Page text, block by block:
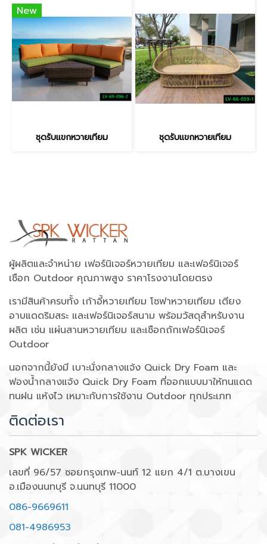
New
ชุดรับแขกหวายเทียม ชุดรับแขกหวายเทียม
ผู้ผลิตและจำหน่าย เฟอร์นิเจอร์หวายเทียม และเฟอร์นิเจอร์
เชือก Outdoor คุณภาพสูง ราคาโรงงานโดยตรง
เรามีสินค้าครบทั้ง เก้าอี้หวายเทียม โซฟาหวายเทียม เตียง
อาบแดดริมสระ และเฟอร์นิเจอร์สนาม พร้อมวัสดุสำหรับงาน
ผลิต เช่น แผ่นสานหวายเทียม และเชือกถักเฟอร์นิเจอร์
Outdoor
นอกจากนี้ยังมี เบาะนั่งกลางแจ้ง Quick Dry Foam และ
ฟองน้ำกลางแจ้ง Quick Dry Foam ที่ออกแบบมาให้ทนแดด
ทนฝน แห้งไว เหมาะกับการใช้งาน Outdoor ทุกประเภท
ติดต่อเรา
SPK WICKER
เลขที่ 96/57 ซอยกรุงเทพ-นนท์ 12 แยก 4/1 ต.บางเขน
อ.เมืองนนทบุรี จ.นนทบุรี 11000
086-9669611
081-4986953